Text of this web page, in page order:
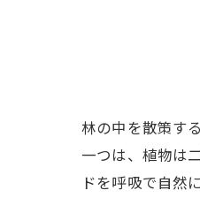
林の中を散策す
一つは、植物は
ドを呼吸で自然